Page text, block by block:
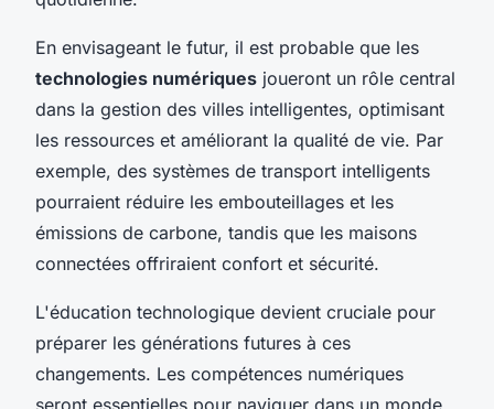
En envisageant le futur, il est probable que les
technologies numériques joueront un rôle central
dans la gestion des villes intelligentes, optimisant
les ressources et améliorant la qualité de vie. Par
exemple, des systèmes de transport intelligents
pourraient réduire les embouteillages et les
émissions de carbone, tandis que les maisons
connectées offriraient confort et sécurité.
L'éducation technologique devient cruciale pour
préparer les générations futures à ces
changements. Les compétences numériques
seront essentielles pour naviguer dans un monde